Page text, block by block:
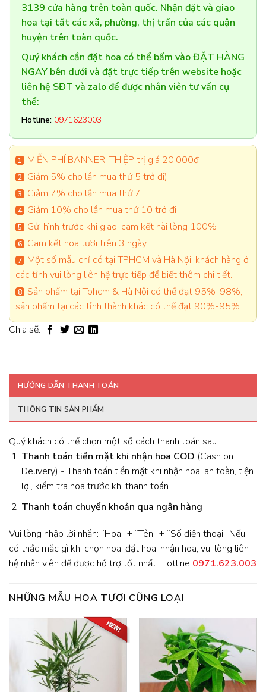
3139 cửa hàng trên toàn quốc. Nhận đặt và giao
hoa tại tất các xã, phường, thị trấn của các quận
huyện trên toàn quốc.
Quý khách cần đặt hoa có thể bấm vào ĐẶT HÀNG
NGAY bên dưới và đặt trực tiếp trên website hoặc
liên hệ SĐT và zalo để được nhân viên tư vấn cụ
thể:
Hotline: 0971623003
MIỄN PHÍ BANNER, THIỆP trị giá 20.000đ
Giảm 5% cho lần mua thứ 5 trở đi)
Giảm 7% cho lần mua thứ 7
Giảm 10% cho lần mua thứ 10 trở đi
Gửi hình trước khi giao, cam kết hài lòng 100%
Cam kết hoa tươi trên 3 ngày
Một số mẫu chỉ có tại TPHCM và Hà Nội, khách hàng ở
các tỉnh vui lòng liên hệ trực tiếp để biết thêm chi tiết.
Sản phẩm tại Tphcm & Hà Nội có thể đạt 95%-98%,
sản phẩm tại các tỉnh thành khác có thể đạt 90%-95%
Chia sẽ:
HƯỚNG DẪN THANH TOÁN
THÔNG TIN SẢN PHẨM
Quý khách có thể chọn một số cách thanh toán sau:
Thanh toán tiền mặt khi nhận hoa COD (Cash on
Delivery) - Thanh toán tiền mặt khi nhận hoa, an toàn, tiện
lợi, kiểm tra hoa trước khi thanh toán.
Thanh toán chuyển khoản qua ngân hàng
Vui lòng nhập lời nhắn: “Hoa” + “Tên” + “Số điện thoại” Nếu
có thắc mắc gì khi chọn hoa, đặt hoa, nhận hoa, vui lòng liên
hệ nhân viên để được hỗ trợ tốt nhất. Hotline 0971.623.003
NHỮNG MẪU HOA TƯƠI CŨNG LOẠI